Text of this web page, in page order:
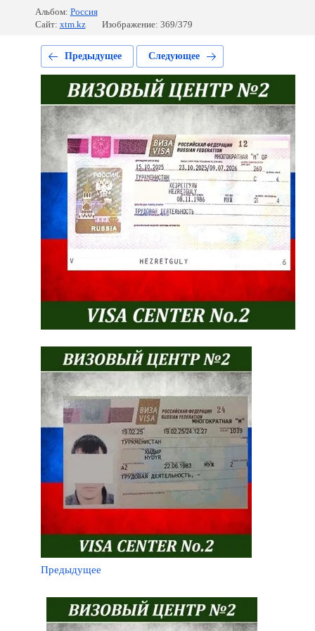
Альбом: Россия
Сайт: xtm.kz Изображение: 369/379
Предыдущее Следующее
Предыдущее